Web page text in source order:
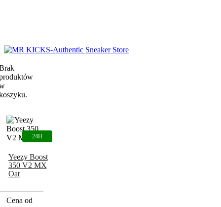
Yeezy Boost
350 V2 MX
Oat
Cena od